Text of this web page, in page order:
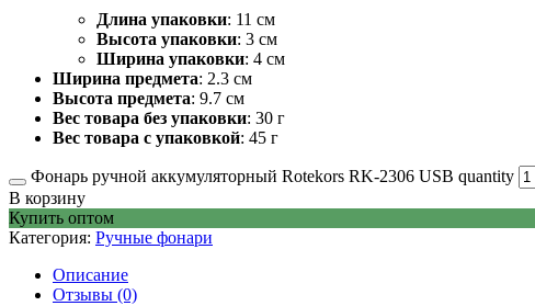
Длина упаковки: 11 см
Высота упаковки: 3 см
Ширина упаковки: 4 см
Ширина предмета: 2.3 см
Высота предмета: 9.7 см
Вес товара без упаковки: 30 г
Вес товара с упаковкой: 45 г
Фонарь ручной аккумуляторный Rotekors RK-2306 USB quantity
В корзину
Купить оптом
Категория: Ручные фонари
Описание
Отзывы (0)